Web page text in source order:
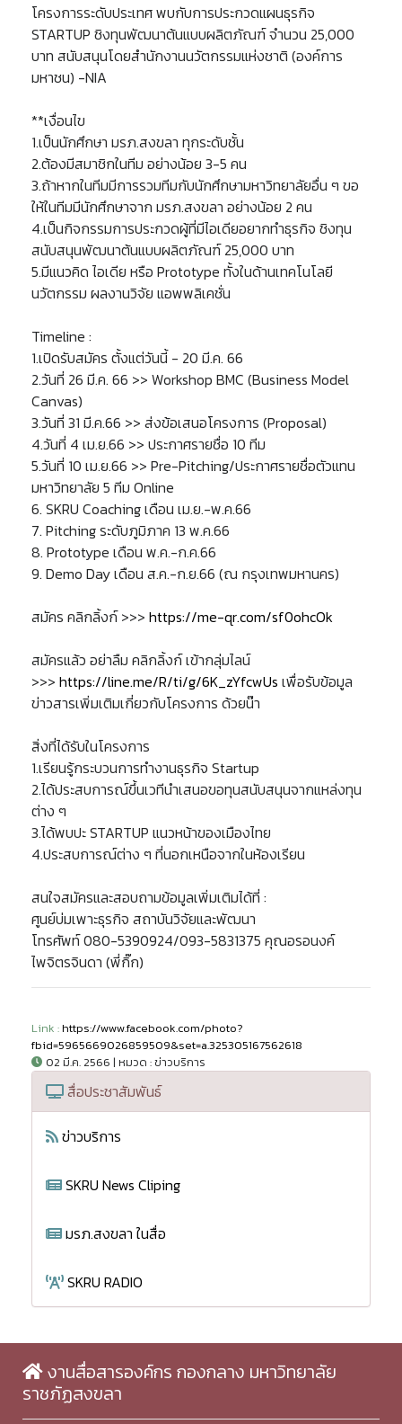
โครงการระดับประเทศ พบกับการประกวดแผนธุรกิจ
STARTUP ชิงทุนพัฒนาต้นแบบผลิตภัณฑ์ จำนวน 25,000
บาท สนับสนุนโดยสำนักงานนวัตกรรมแห่งชาติ (องค์การ
มหาชน) -NIA
**เงื่อนไข
1.เป็นนักศึกษา มรภ.สงขลา ทุกระดับชั้น
2.ต้องมีสมาชิกในทีม อย่างน้อย 3-5 คน
3.ถ้าหากในทีมมีการรวมทีมกับนักศึกษามหาวิทยาลัยอื่น ๆ ขอ
ให้ในทีมมีนักศึกษาจาก มรภ.สงขลา อย่างน้อย 2 คน
4.เป็นกิจกรรมการประกวดผู้ที่มีไอเดียอยากทำธุรกิจ ชิงทุน
สนับสนุนพัฒนาต้นแบบผลิตภัณฑ์ 25,000 บาท
5.มีแนวคิด ไอเดีย หรือ Prototype ทั้งในด้านเทคโนโลยี
นวัตกรรม ผลงานวิจัย แอพพลิเคชั่น
Timeline :
1.เปิดรับสมัคร ตั้งแต่วันนี้ - 20 มี.ค. 66
2.วันที่ 26 มี.ค. 66 >> Workshop BMC (Business Model
Canvas)
3.วันที่ 31 มี.ค.66 >> ส่งข้อเสนอโครงการ (Proposal)
4.วันที่ 4 เม.ย.66 >> ประกาศรายชื่อ 10 ทีม
5.วันที่ 10 เม.ย.66 >> Pre-Pitching/ประกาศรายชื่อตัวแทน
มหาวิทยาลัย 5 ทีม Online
6. SKRU Coaching เดือน เม.ย.-พ.ค.66
7. Pitching ระดับภูมิภาค 13 พ.ค.66
8. Prototype เดือน พ.ค.-ก.ค.66
9. Demo Day เดือน ส.ค.-ก.ย.66 (ณ กรุงเทพมหานคร)
สมัคร คลิกลิ้งก์ >>> https://me-qr.com/sf0ohcOk
สมัครแล้ว อย่าลืม คลิกลิ้งก์ เข้ากลุ่มไลน์
>>> https://line.me/R/ti/g/6K_zYfcwUs เพื่อรับข้อมูล
ข่าวสารเพิ่มเติมเกี่ยวกับโครงการ ด้วยน๊า
สิ่งที่ได้รับในโครงการ
1.เรียนรู้กระบวนการทำงานธุรกิจ Startup
2.ได้ประสบการณ์ขึ้นเวทีนำเสนอขอทุนสนับสนุนจากแหล่งทุน
ต่าง ๆ
3.ได้พบปะ STARTUP แนวหน้าของเมืองไทย
4.ประสบการณ์ต่าง ๆ ที่นอกเหนือจากในห้องเรียน
สนใจสมัครและสอบถามข้อมูลเพิ่มเติมได้ที่ :
ศูนย์บ่มเพาะธุรกิจ สถาบันวิจัยและพัฒนา
โทรศัพท์ 080-5390924/093-5831375 คุณอรอนงค์
ไพจิตรจินดา (พี่กิ๊ก)
Link :https://www.facebook.com/photo?
fbid=5965669026859509&set=a.325305167562618
02 มี.ค. 2566 | หมวด : ข่าวบริการ
สื่อประชาสัมพันธ์
ข่าวบริการ
SKRU News Cliping
มรภ.สงขลา ในสื่อ
SKRU RADIO
งานสื่อสารองค์กร กองกลาง มหาวิทยาลัย
ราชภัฏสงขลา